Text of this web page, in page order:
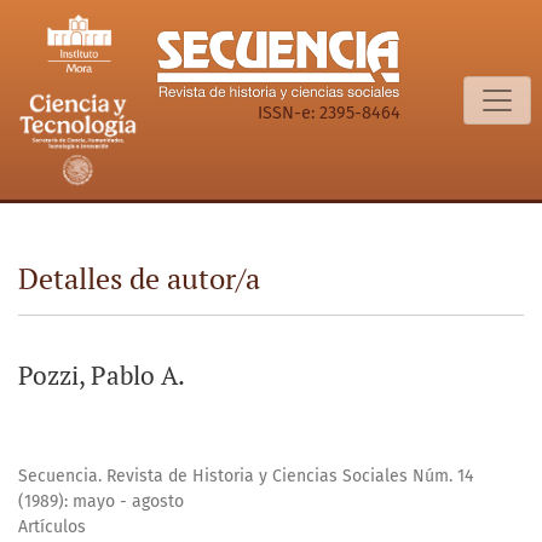
Detalles de autor/a
ISSN-e: 2395-8464
Detalles de autor/a
Pozzi, Pablo A.
Secuencia. Revista de Historia y Ciencias Sociales Núm. 14
(1989): mayo - agosto
Artículos